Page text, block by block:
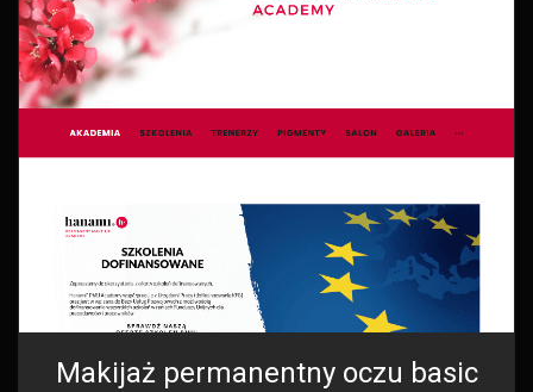
Makijaż permanentny oczu basic